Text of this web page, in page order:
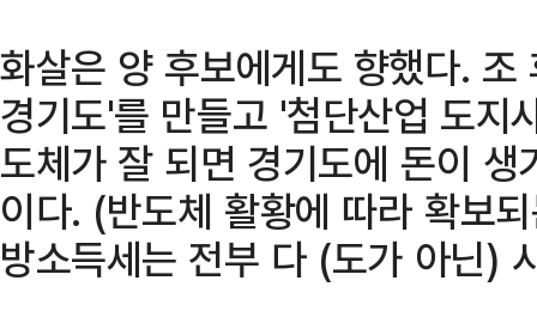
화살은 양 후보에게도 향했다.
경기도'를 만들고 '첨단산업 도지
도체가 잘 되면 경기도에 돈이
이다. (반도체 활황에 따라 확보
방소득세는 전부 다 (도가 아닌)